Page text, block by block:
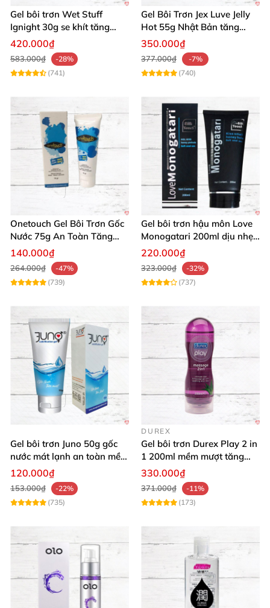
đáng mua nhất ever! 🌹"
Đừng chần chừ nữa! Mua ngay bộ gel bôi trơn oral
System JO sâm panh dâu chocolate để Chúng tôi
mang khoái cảm bất tận đến tay bạn. Nâng tầm
đam mê hôm nay! 🛒✨
Gel bôi trơn Wet Stuff
Ignight 30g se khít tăng
khoái cảm nữ hiệu quả
420.000₫
583.000₫
-28%
(741)
Gel Bôi Trơn Jex Luve Jelly
Hot 55g Nhật Bản tăng
khoái cảm nữ dễ sử dụng
350.000₫
377.000₫
-7%
(740)
Onetouch Gel Bôi Trơn Gốc
Nước 75g An Toàn Tăng
Khoái Cảm
140.000₫
264.000₫
-47%
(739)
Gel bôi trơn hậu môn Love
Monogatari 200ml dịu nhẹ,
an toàn
220.000₫
323.000₫
-32%
(737)
Gel bôi trơn Juno 50g gốc
nước mát lạnh an toàn mềm
mại
120.000₫
153.000₫
-22%
(735)
DUREX
Gel bôi trơn Durex Play 2 in
1 200ml mềm mượt tăng
khoái cảm
330.000₫
371.000₫
-11%
(173)